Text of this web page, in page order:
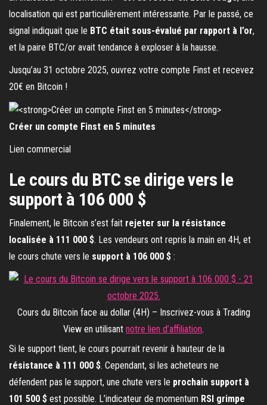
localisation qui est particulièrement intéressante. Par le passé, ce
signal indiquait que le BTC était sous-évalué par rapport à l’or,
et la paire BTC/or avait tendance à exploser à la hausse.
Jusqu’au 31 octobre 2025, ouvrez votre compte Finst et recevez
20€ en Bitcoin !
Créer un compte Finst en 5 minutes
Lien commercial
Le cours du BTC se dirige vers le
support à 106 000 $
Finalement, le Bitcoin s’est fait rejeter sur la résistance
localisée à 111 000 $. Les vendeurs ont repris la main en 4H, et
le cours chute vers le support à 106 000 $ :
Cours du Bitcoin face au dollar (4H) – Inscrivez-vous à Trading
View en utilisant notre lien d’affiliation.
Si le support tient, le cours pourrait revenir à hauteur de la
résistance à 111 000 $. Cependant, si les acheteurs ne
défendent pas le support, une chute vers le prochain support à
101 500 $ est possible. L’indicateur de momentum RSI grimpe